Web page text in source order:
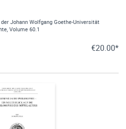
Johann Wolfgang Goethe-Universität
Volume 60.1
€20.00*